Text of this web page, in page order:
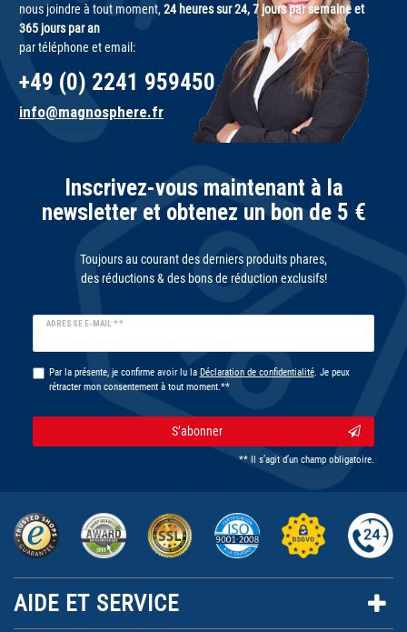
nous joindre à tout moment,24 heures sur 24, 7 jours par semaine et
365 jours par an
par téléphone et email:
+49 (0) 2241 959450
info@magnosphere.fr
Inscrivez-vous maintenant à la
newsletter et obtenez un bon de 5 €
Toujours au courant des derniers produits phares,
des réductions & des bons de réduction exclusifs!
ADRESSE E-MAIL **
Ceres::Template.newsletterHoneypotLabel
Par la présente, je confirme avoir lu la Déclaration de confidentialité. Je peux
rétracter mon consentement à tout moment.**
S’abonner
** Il s’agit d’un champ obligatoire.
AIDE ET SERVICE